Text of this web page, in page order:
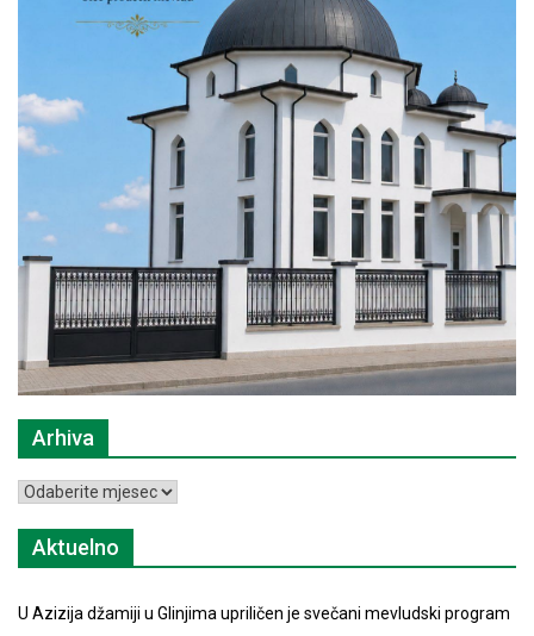
Arhiva
Arhiva
Aktuelno
U Azizija džamiji u Glinjima upriličen je svečani mevludski program